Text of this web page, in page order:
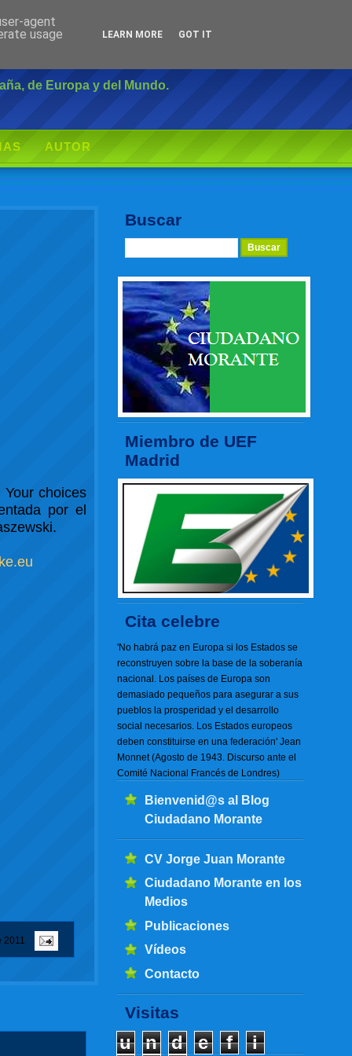
de Europa y del Mundo.
AUTOR
Buscar
Miembro de UEF
Madrid
Cita celebre
'No habrá paz en Europa si los Estados se
reconstruyen sobre la base de la soberanía
nacional. Los países de Europa son
demasiado pequeños para asegurar a sus
pueblos la prosperidad y el desarrollo
social necesarios. Los Estados europeos
deben constituirse en una federación' Jean
Monnet (Agosto de 1943. Discurso ante el
Comité Nacional Francés de Londres)
Bienvenid@s al Blog
Ciudadano Morante
CV Jorge Juan Morante
Ciudadano Morante en los
Medios
Publicaciones
Vídeos
Contacto
Visitas
u n d e f
i
Your choices
por el
2011
agent
usage
LEARN MORE GOT IT